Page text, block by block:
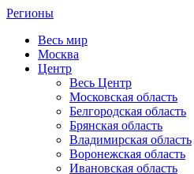
Регионы
Весь мир
Москва
Центр
Весь Центр
Московская область
Белгородская область
Брянская область
Владимирская область
Воронежская область
Ивановская область